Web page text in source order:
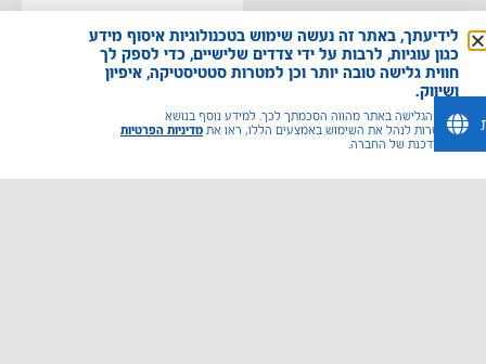
לידיעתך, באתר זה נעשה שימוש בטכנולוגיות איסוף מידע
כגון עוגיות, לרבות על ידי צדדים שלישיים, כדי לספק לך
חווית גלישה טובה יותר וכן למטרות סטטיסטיקה, איפיון
ושיווק.
משך הגלישה באתר מהווה הסכמתך לכך. למידע נוסף בנושא
ואפשרות לנהל את השימוש באמצעים הללו, ראו את מדיניות הפרטיות
המעודכנת של החברה.